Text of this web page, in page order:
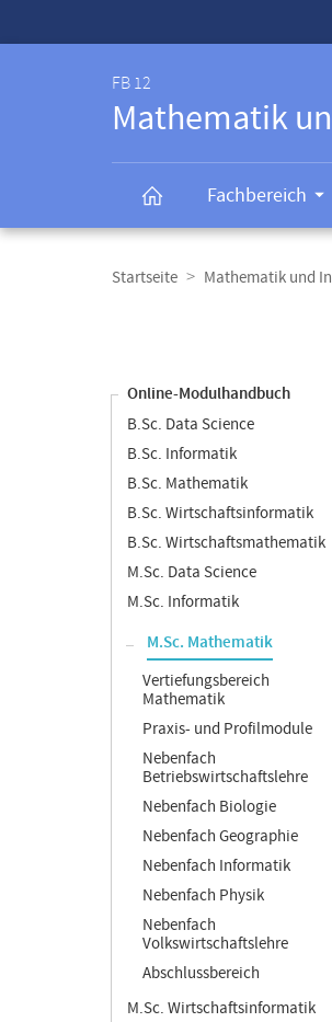
FB 12
Mathematik
Fachbereich
Navigation
Startseite Mathematik und
Online-Modulhandbuch
B.Sc. Data Science
B.Sc. Informatik
B.Sc. Mathematik
B.Sc. Wirtschaftsinformatik
B.Sc. Wirtschaftsmathematik
M.Sc. Data Science
M.Sc. Informatik
M.Sc. Mathematik
Vertiefungsbereich
Mathematik
Praxis- und Profilmodule
Nebenfach
Betriebswirtschaftslehre
Nebenfach Biologie
Nebenfach Geographie
Nebenfach Informatik
Nebenfach Physik
Nebenfach
Volkswirtschaftslehre
Abschlussbereich
M.Sc. Wirtschaftsinformatik